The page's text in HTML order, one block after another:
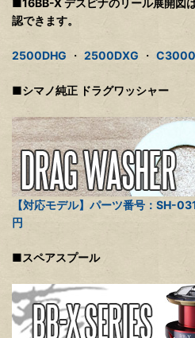
■16BB-X デスピナのリール展開図
認できます。
2500DHG ・ 2500DXG ・
■シマノ純正 ドラグワッシャー
【対応モデル】パーツ番号：
円
■スペアスプール